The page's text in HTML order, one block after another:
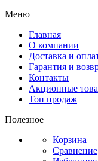
Меню
Главная
О компании
Доставка и
Гарантия и
Контакты
Акционные
Топ продаж
Полезное
Корзина
Сравнение